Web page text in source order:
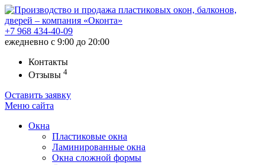
+7 968 434-40-09
ежедневно с 9:00 до 20:00
Контакты
Отзывы 4
Оставить заявку
Меню сайта
Окна
Пластиковые окна
Ламинированные окна
Окна сложной формы